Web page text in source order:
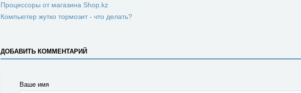
Процессоры от магазина Shop.kz
Компьютер жутко тормозит - что делать?
ДОБАВИТЬ КОММЕНТАРИЙ
Ваше имя